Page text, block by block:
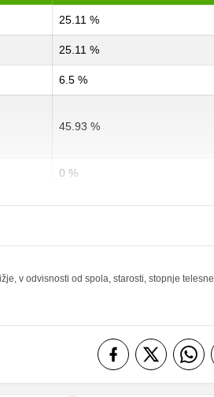
25.11 %
25.11 %
6.5 %
45.93 %
0 %
0 %
v odvisnosti od spola, starosti, stopnje telesne